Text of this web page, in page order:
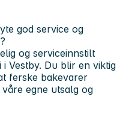
god service og
og serviceinnstilt
Vestby. Du blir en viktig
ferske bakevarer
egne utsalg og